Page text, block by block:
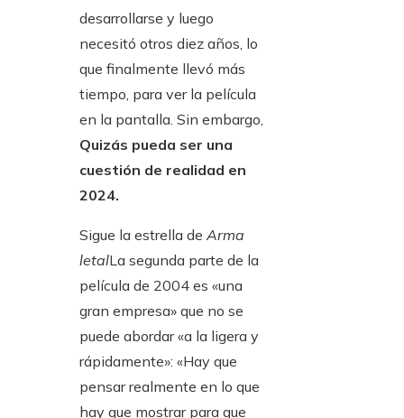
desarrollarse y luego
necesitó otros diez años, lo
que finalmente llevó más
tiempo, para ver la película
en la pantalla. Sin embargo,
Quizás pueda ser una
cuestión de realidad en
2024.
Sigue la estrella de Arma
letalLa segunda parte de la
película de 2004 es «una
gran empresa» que no se
puede abordar «a la ligera y
rápidamente»: «Hay que
pensar realmente en lo que
hay que mostrar para que